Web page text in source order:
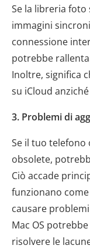
Se la libreria foto
immagini
connessione
potrebbe
Inoltre, significa
su iCloud
3. Problemi di
Se il tuo
obsolete,
Ciò accade
funzionano
causare
Mac OS
risolvere le